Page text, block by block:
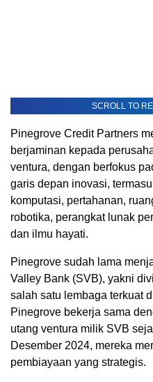
SCROLL TO
Pinegrove Credit Partners
berjaminan kepada
ventura, dengan berfokus
garis depan inovasi,
komputasi, pertahanan,
robotika, perangkat lunak
dan ilmu hayati.
Pinegrove sudah lama
Valley Bank (SVB), yakni
salah satu lembaga terkuat
Pinegrove bekerja sama
utang ventura milik SVB
Desember 2024, mereka
pembiayaan yang strategis.